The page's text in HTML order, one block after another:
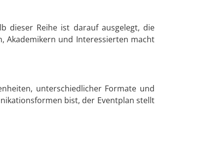
dieser Reihe ist darauf ausgelegt, die
Akademikern und Interessierten macht
unterschiedlicher Formate und
bist, der Eventplan stellt